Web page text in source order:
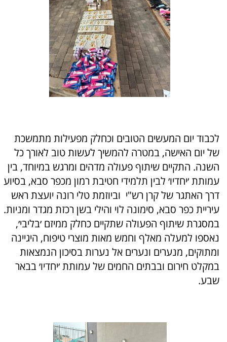
לכבוד יום המעשים הטובים וכחלק מפעילות מתמשכת
של יום האישה, במטרה להמשיך לעשות טוב לאורך כל
השנה. התקיים שיתוף פעולה מדהים ומרגש במיוחד, בין
עמותת ׳יחדיו׳ לבין תלמידי חטיבת רמון מכפר סבא, בסיוע
דרך האתגר של קרן רש"י וביוזמת טלי רונה יועצת ראש
עיריית כפר סבא, סימונה לוי והילי בשן רכזת מגדר ומניות.
במסגרת שיתוף הפעולה שתקיים כחלק ממיזם ׳בליבי׳,
נאספו למעלה מאלף וחמש מאות מוצרי טיפוח, היגיינה
ומתוקים, מנערים ונערים אל נערות בסיכון הנמצאות
במקלט חירום ובבתים החמים של עמותת ׳יחדיו׳ בבאר
שבע.